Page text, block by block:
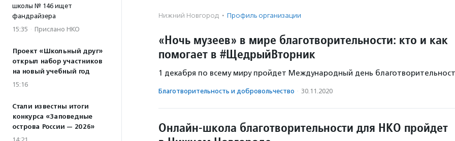
школы № 146 ищет
фандрайзера
15:35 · Прислано НКО
Проект «Школьный друг»
открыл набор участников
на новый учебный год
15:16
Стали известны итоги
конкурса «Заповедные
острова России — 2026»
Нижний Новгород · Профиль организации
«Ночь музеев» в мире благотворительности: кто и как
помогает в #ЩедрыйВторник
1 декабря по всему миру пройдет Международный день
Благотвори­тель­ность и доброволь­чест­во · 30.11.2020
Онлайн-школа благотворительности для НКО пройдет